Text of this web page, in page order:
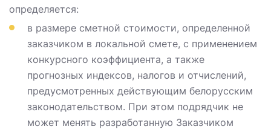
определяется:
в размере сметной стоимости, определенной
заказчиком в локальной смете, с применением
конкурсного коэффициента, а также
прогнозных индексов, налогов и отчислений,
предусмотренных действующим белорусским
законодательством. При этом подрядчик не
может менять разработанную Заказчиком